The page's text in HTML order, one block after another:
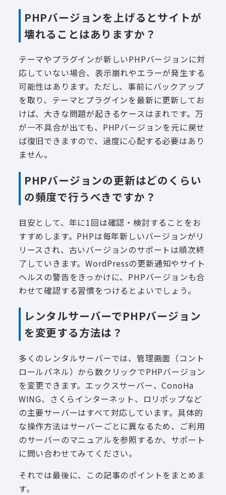
PHPバージョンを上げるとサイトが
壊れることはありますか？
テーマやプラグインが新しいPHPバージョンに対
応していない場合、表示崩れやエラーが発生する
可能性はあります。ただし、事前にバックアップ
を取り、テーマとプラグインを最新に更新してお
けば、大きな問題が起きるケースはまれです。万
が一不具合が出ても、PHPバージョンを元に戻せ
ば復旧できますので、過度に心配する必要はあり
ません。
PHPバージョンの更新はどのくらい
の頻度で行うべきですか？
目安として、年に1回は確認・検討することをお
すすめします。PHPは毎年新しいバージョンがリ
リースされ、古いバージョンのサポートは順次終
了していきます。WordPressの更新通知やサイト
ヘルスの警告をきっかけに、PHPバージョンも合
わせて確認する習慣をつけるとよいでしょう。
レンタルサーバーでPHPバージョン
を変更する方法は？
多くのレンタルサーバーでは、管理画面（コント
ロールパネル）から数クリックでPHPバージョン
を変更できます。エックスサーバー、ConoHa
WING、さくらインターネット、ロリポップなど
の主要サーバーはすべて対応しています。具体的
な操作方法はサーバーごとに異なるため、ご利用
のサーバーのマニュアルを参照するか、サポート
に問い合わせてみてください。
それでは最後に、この記事のポイントをまとめま
す。